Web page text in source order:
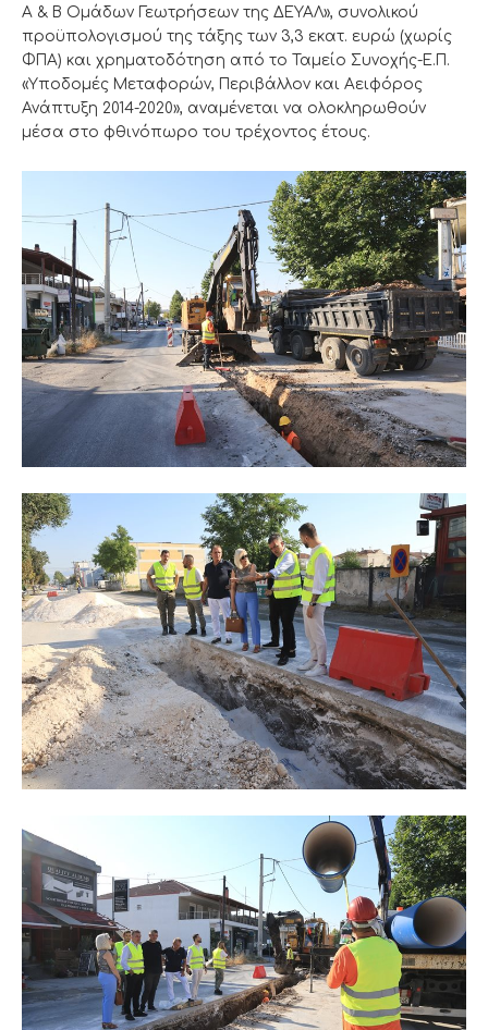
Α & Β Ομάδων Γεωτρήσεων της ΔΕΥΑΛ», συνολικού
προϋπολογισμού της τάξης των 3,3 εκατ. ευρώ (χωρίς
ΦΠΑ) και χρηματοδότηση από το Ταμείο Συνοχής-Ε.Π.
«Υποδομές Μεταφορών, Περιβάλλον και Αειφόρος
Ανάπτυξη 2014-2020», αναμένεται να ολοκληρωθούν
μέσα στο φθινόπωρο του τρέχοντος έτους.